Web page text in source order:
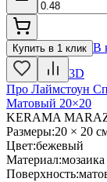
Купить в 1 клик В
3D
Про Лаймстоун
Матовый 20×20
KERAMA
Размеры:20 × 20
Цвет:бежевый
Материал:мозаика
Поверхность: